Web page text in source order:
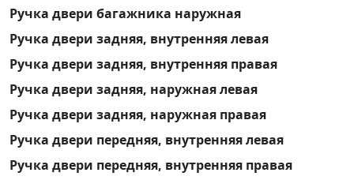
Ручка двери багажника наружная
Ручка двери задняя, внутренняя левая
Ручка двери задняя, внутренняя правая
Ручка двери задняя, наружная левая
Ручка двери задняя, наружная правая
Ручка двери передняя, внутренняя левая
Ручка двери передняя, внутренняя правая